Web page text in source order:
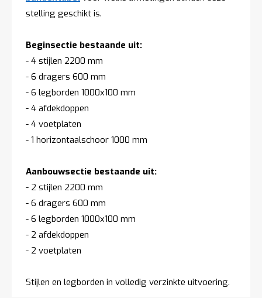
stelling geschikt is.
Beginsectie bestaande uit:
- 4 stijlen 2200 mm
- 6 dragers 600 mm
- 6 legborden 1000x100 mm
- 4 afdekdoppen
- 4 voetplaten
- 1 horizontaalschoor 1000 mm
Aanbouwsectie bestaande uit:
- 2 stijlen 2200 mm
- 6 dragers 600 mm
- 6 legborden 1000x100 mm
- 2 afdekdoppen
- 2 voetplaten
Stijlen en legborden in volledig verzinkte uitvoering.